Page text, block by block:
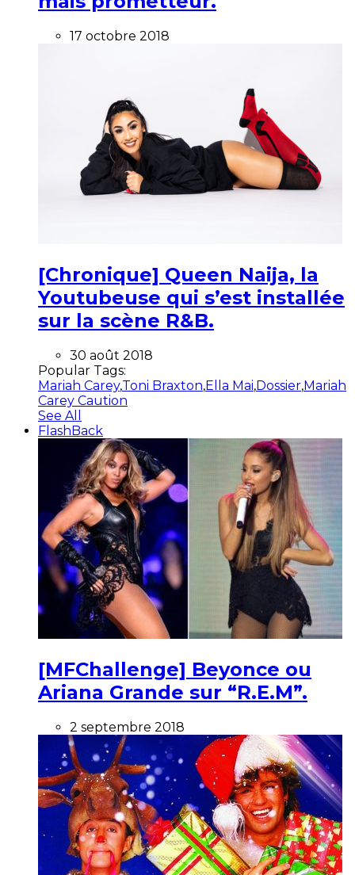
17 octobre 2018
[Chronique] Queen Naija, la
Youtubeuse qui s’est installée
sur la scène R&B.
30 août 2018
Popular Tags:
Mariah Carey,Toni Braxton,Ella Mai,Dossier,Mariah
Carey Caution
See All
FlashBack
[MFChallenge] Beyonce ou
Ariana Grande sur “R.E.M”.
2 septembre 2018